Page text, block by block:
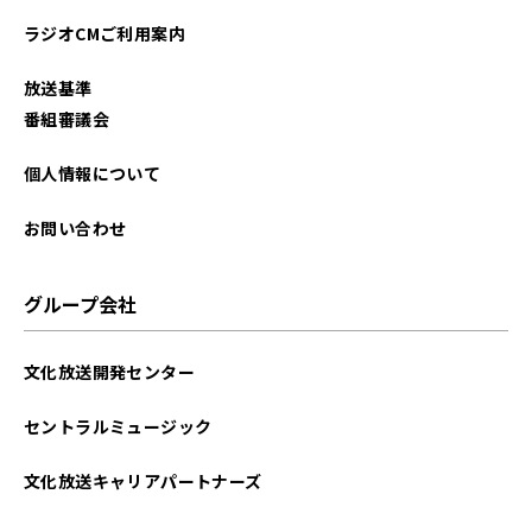
ラジオCMご利用案内
放送基準
番組審議会
個人情報について
お問い合わせ
グループ会社
文化放送開発センター
セントラルミュージック
文化放送キャリアパートナーズ